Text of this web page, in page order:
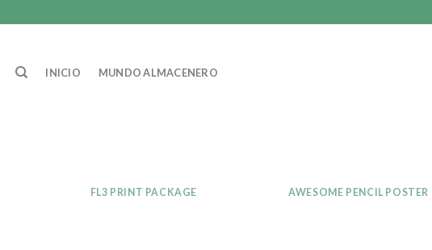
INICIO MUNDO ALMACENERO
FL3 PRINT PACKAGE AWESOME PENCIL POSTER